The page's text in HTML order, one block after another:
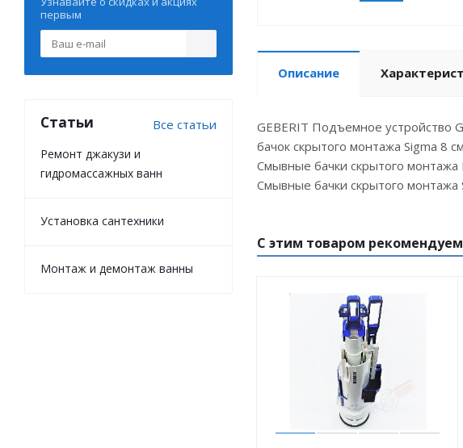
Описание
GEBERIT Подъемное устройство
бачок скрытого монтажа Sigma 8
Смывные бачки скрытого
Смывные бачки скрытого монтажа
С этим товаром рекомендуем
первым
Статьи Все статьи
Ремонт джакузи и
гидромассажных ванн
Установка сантехники
Монтаж и демонтаж ванны